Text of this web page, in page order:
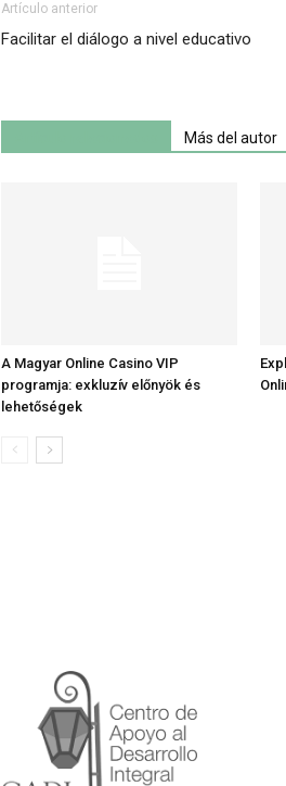
Artículo anterior
Facilitar el diálogo a nivel educativo
Más del autor
A Magyar Online Casino VIP
programja: exkluzív előnyök és
lehetőségek